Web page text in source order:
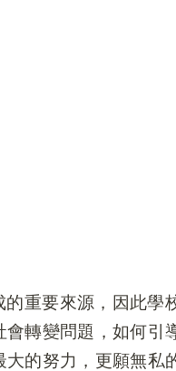
重要來源，因此學
轉變問題，如何引
的努力，更願無私